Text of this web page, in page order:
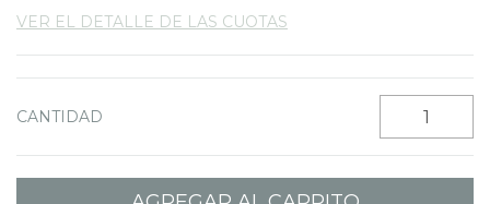
VER EL DETALLE DE LAS CUOTAS
CANTIDAD